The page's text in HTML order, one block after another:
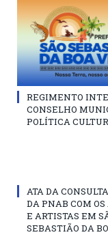
REGIMENTO
CONSELHO
POLÍTICA
ATA DA
DA PNAB COM
E ARTISTAS EM
SEBASTIÃO DA